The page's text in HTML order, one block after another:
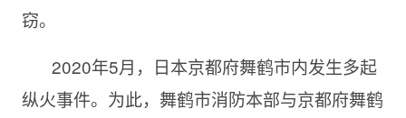
窃。
2020年5月，日本京都府舞鹤市内发生多起
纵火事件。为此，舞鹤市消防本部与京都府舞鹤